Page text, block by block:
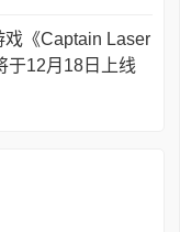
《Captain Laser
于12月18日上线